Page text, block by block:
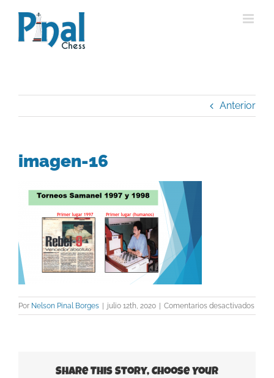
contenido
Anterior
imagen-16
Por Nelson Pinal Borges | julio 12th, 2020 | Comentarios desactivadosen
Share This Story, Choose Your